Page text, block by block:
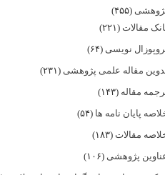
(۴۵۵)
مقالات(۲۲۱)
نویسی (۶۴)
مقاله علمی پژوهشی (۲۳۱)
مقاله (۱۴۳)
پایان نامه ها (۵۴)
مقالات(۱۸۳)
پژوهشی (۱۰۶)